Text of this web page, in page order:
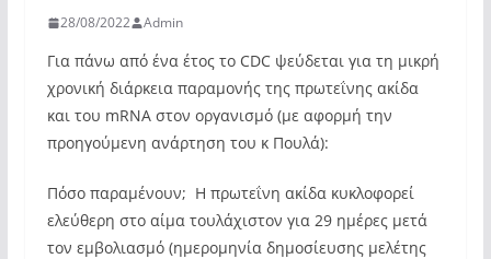
28/08/2022 Admin
Για πάνω από ένα έτος το CDC ψεύδεται για τη μικρή
χρονική διάρκεια παραμονής της πρωτεΐνης ακίδα
και του mRNA στον οργανισμό (με αφορμή την
προηγούμενη ανάρτηση του κ Πουλά):
Πόσο παραμένουν; Η πρωτεΐνη ακίδα κυκλοφορεί
ελεύθερη στο αίμα τουλάχιστον για 29 ημέρες μετά
τον εμβολιασμό (ημερομηνία δημοσίευσης μελέτης